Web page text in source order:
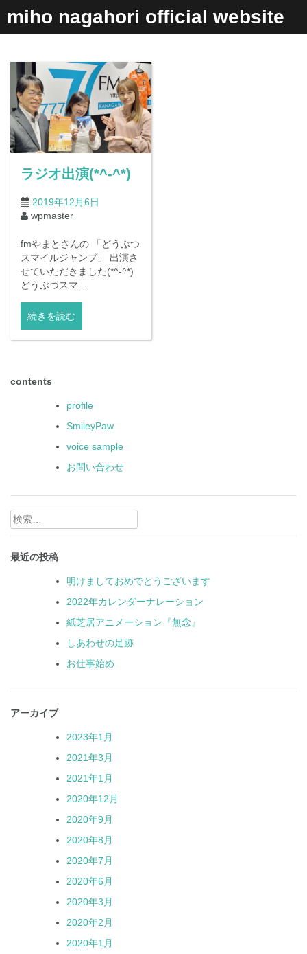
テ
miho nagahori official website
ラジオ出演(*^-^*)
2019年12月6日
wpmaster
fmやまとさんの 「どうぶつ
スマイルジャンプ」 出演さ
せていただきました(*^-^*)
どうぶつスマ…
続きを読む
contents
profile
SmileyPaw
voice sample
お問い合わせ
検
索:
最近の投稿
明けましておめでとうございます
2022年カレンダーナレーション
紙芝居アニメーション『無念』
しあわせの足跡
お仕事始め
アーカイブ
2023年1月
2021年3月
2021年1月
2020年12月
2020年9月
2020年8月
2020年7月
2020年6月
2020年3月
2020年2月
2020年1月